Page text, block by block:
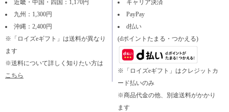
近畿・中国・四国：1,170円
九州：1,300円
沖縄：2,400円
※「ロイズeギフト」は送料が異なり
ます
※送料について詳しく知りたい方は
こちら
キャリア決済
PayPay
d払い
(dポイントたまる・つかえる)
※「ロイズeギフト」はクレジットカ
ード払いのみ
※商品代金の他、別途送料がかかり
ます